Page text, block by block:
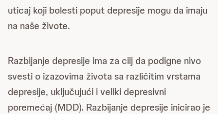
uticaj koji bolesti poput depresije mogu da imaju
na naše živote.
Razbijanje depresije ima za cilj da podigne nivo
svesti o izazovima života sa različitim vrstama
depresije, uključujući i veliki depresivni
poremećaj (MDD). Razbijanje depresije inicirao je